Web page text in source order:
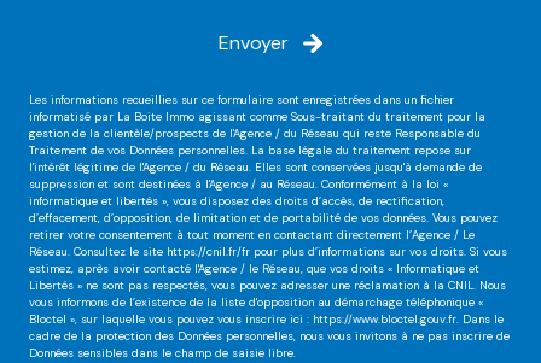
Envoyer
Les informations recueillies sur ce formulaire sont enregistrées dans un fichier
informatisé par La Boite Immo agissant comme Sous-traitant du traitement pour la
gestion de la clientèle/prospects de l'Agence / du Réseau qui reste Responsable du
Traitement de vos Données personnelles. La base légale du traitement repose sur
l'intérêt légitime de l'Agence / du Réseau. Elles sont conservées jusqu'à demande de
suppression et sont destinées à l'Agence / au Réseau. Conformément à la loi «
informatique et libertés », vous disposez des droits d’accès, de rectification,
d’effacement, d’opposition, de limitation et de portabilité de vos données. Vous pouvez
retirer votre consentement à tout moment en contactant directement l’Agence / Le
Réseau. Consultez le site https://cnil.fr/fr pour plus d’informations sur vos droits. Si vous
estimez, après avoir contacté l'Agence / le Réseau, que vos droits « Informatique et
Libertés » ne sont pas respectés, vous pouvez adresser une réclamation à la CNIL. Nous
vous informons de l’existence de la liste d'opposition au démarchage téléphonique «
Bloctel », sur laquelle vous pouvez vous inscrire ici : https://www.bloctel.gouv.fr. Dans le
cadre de la protection des Données personnelles, nous vous invitons à ne pas inscrire de
Données sensibles dans le champ de saisie libre.